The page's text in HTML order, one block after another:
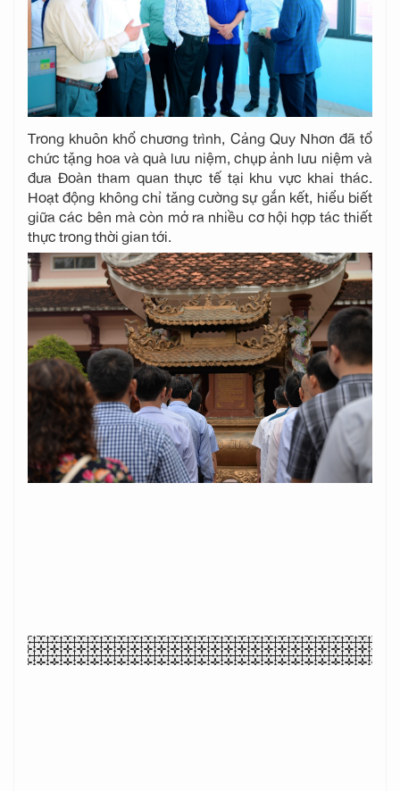
Trong khuôn khổ chương trình, Cảng Quy Nhơn đã tổ
chức tặng hoa và quà lưu niệm, chụp ảnh lưu niệm và
đưa Đoàn tham quan thực tế tại khu vực khai thác.
Hoạt động không chỉ tăng cường sự gắn kết, hiểu biết
giữa các bên mà còn mở ra nhiều cơ hội hợp tác thiết
thực trong thời gian tới.